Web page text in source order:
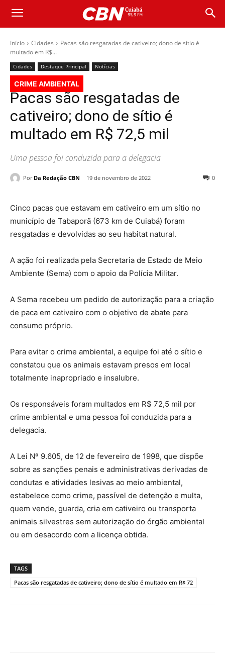
Início Cidades
Pacas são resgatadas de cativeiro; dono de sítio é
multado em R$...
Cidades Destaque Principal Notícias
CRIME AMBIENTAL
Pacas são resgatadas de
cativeiro; dono de sítio é
multado em R$ 72,5 mil
Uma pessoa foi conduzida para a delegacia
Por Da Redação CBN 19 de novembro de 2022 0
Cinco pacas que estavam em cativeiro em um sítio no
município de Tabaporã (673 km de Cuiabá) foram
resgatadas e devolvidas ao seu habitat natural.
A ação foi realizada pela Secretaria de Estado de Meio
Ambiente (Sema) com o apoio da Polícia Militar.
A Sema recebeu um pedido de autorização para a criação
de paca em cativeiro com o objetivo de abate para
consumo próprio.
Para evitar o crime ambiental, a equipe foi até o sítio e
constatou que os animais estavam presos em local
totalmente inapropriado e insalubre.
Os responsáveis foram multados em R$ 72,5 mil por
crime ambiental e uma pessoa foi conduzida para a
delegacia.
A Lei Nº 9.605, de 12 de fevereiro de 1998, que dispõe
sobre as sanções penais e administrativas derivadas de
condutas e atividades lesivas ao meio ambiental,
estabelece como crime, passível de detenção e multa,
quem vende, guarda, cria em cativeiro ou transporta
animais silvestres sem autorização do órgão ambiental
ou em desacordo com a licença obtida.
TAGS
Pacas são resgatadas de cativeiro; dono de sítio é multado em R$ 72